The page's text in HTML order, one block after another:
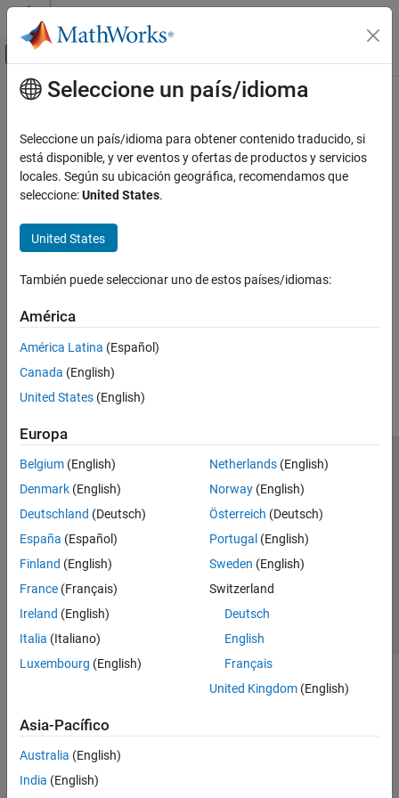
Saltar al contenido
Mostrar/ocultar menú de navegación
Inicio de Documentación
Contenido principal
¿Qué tan útil fue esta traducción?
Seleccione un país/idioma
Seleccione un país/idioma para obtener contenido traducido, si
está disponible, y ver eventos y ofertas de productos y servicios
locales. Según su ubicación geográfica, recomendamos que
seleccione:United States.
United States
También puede seleccionar uno de estos países/idiomas:
América
América Latina (Español)
Canada (English)
United States (English)
Europa
Belgium (English)
Denmark (English)
Deutschland (Deutsch)
España (Español)
Finland (English)
France (Français)
Ireland (English)
Italia (Italiano)
Luxembourg (English)
Netherlands(English)
Norway(English)
Österreich (Deutsch)
Portugal (English)
Sweden (English)
Switzerland
Deutsch
English
Français
United Kingdom(English)
Asia-Pacífico
Australia (English)
India (English)
Centro de confianza
Marcas comerciales
Política de privacidad
Antipiratería
Estado de las aplicaciones
Información de contacto
© 1994-2026 The MathWorks, Inc.